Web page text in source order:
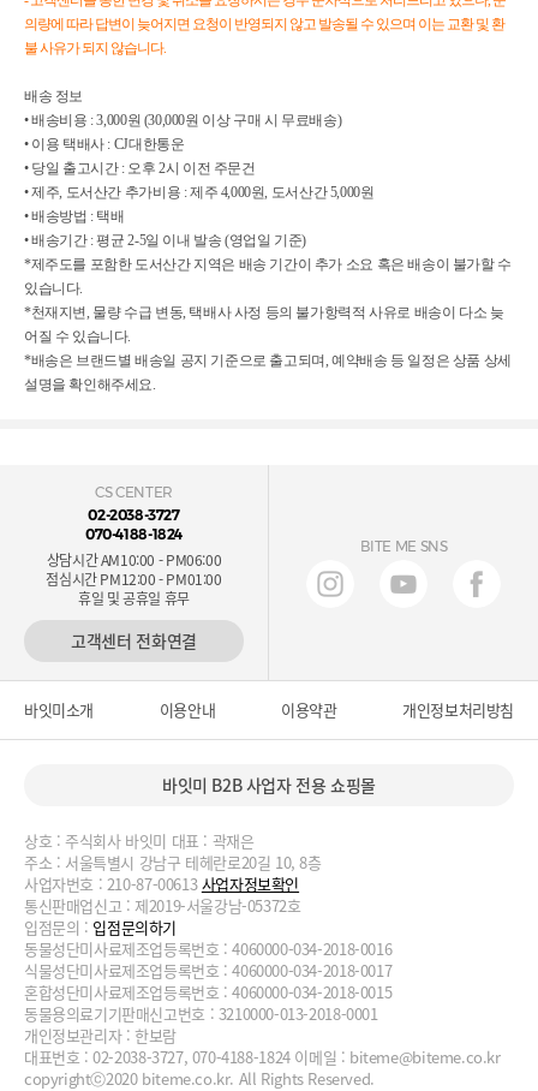
의량에 따라 답변이 늦어지면 요청이 반영되지 않고 발송될 수 있으며 이는 교환 및 환
불 사유가 되지 않습니다.
배송 정보
• 배송비용 : 3,000원 (30,000원 이상 구매 시 무료배송)
• 이용 택배사 : CJ대한통운
• 당일 출고시간 : 오후 2시 이전 주문건
• 제주, 도서산간 추가비용 : 제주 4,000원, 도서산간 5,000원
• 배송방법 : 택배
• 배송기간 : 평균 2-5일 이내 발송 (영업일 기준)
*제주도를 포함한 도서산간 지역은 배송 기간이 추가 소요 혹은 배송이 불가할 수
있습니다.
*천재지변, 물량 수급 변동, 택배사 사정 등의 불가항력적 사유로 배송이 다소 늦
어질 수 있습니다.
*배송은 브랜드별 배송일 공지 기준으로 출고되며, 예약배송 등 일정은 상품 상세
설명을 확인해주세요.
CS CENTER
02-2038-3727
070-4188-1824
상담시간 AM10:00 - PM06:00
점심시간 PM12:00 - PM01:00
휴일 및 공휴일 휴무
고객센터 전화연결
BITE ME SNS
바잇미소개 이용안내 이용약관 개인정보처리방침
바잇미 B2B 사업자 전용 쇼핑몰
상호 : 주식회사 바잇미 대표 : 곽재은
주소 : 서울특별시 강남구 테헤란로20길 10, 8층
사업자번호 : 210-87-00613사업자정보확인
통신판매업신고 : 제2019-서울강남-05372호
입점문의 : 입점문의하기
동물성단미사료제조업등록번호 : 4060000-034-2018-0016
식물성단미사료제조업등록번호 : 4060000-034-2018-0017
혼합성단미사료제조업등록번호 : 4060000-034-2018-0015
동물용의료기기판매신고번호 : 3210000-013-2018-0001
개인정보관리자 : 한보람
대표번호 : 02-2038-3727, 070-4188-1824 이메일 : biteme@biteme.co.kr
copyrightⓒ2020 biteme.co.kr. All Rights Reserved.